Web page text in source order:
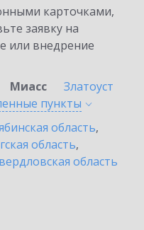
карточками,
заявку на
или внедрение
Миасс
Златоуст
пункты
область,
область,
область